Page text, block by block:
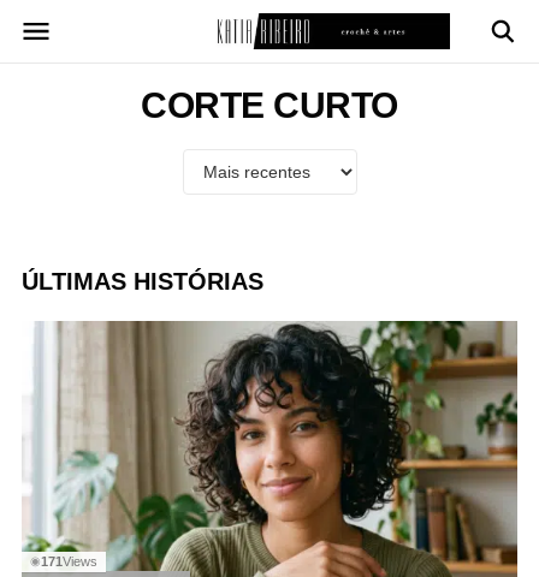
para
CORTE CURTO
ÚLTIMAS HISTÓRIAS
◉171Views